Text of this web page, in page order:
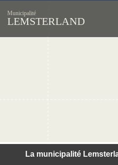
Municipalité
LEMSTERLAND
La municipalité